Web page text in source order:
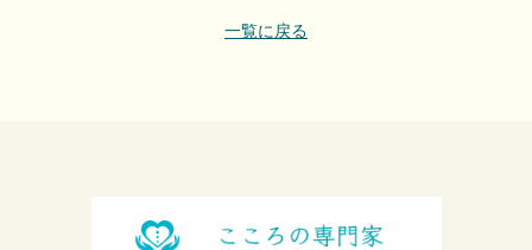
一覧に戻る